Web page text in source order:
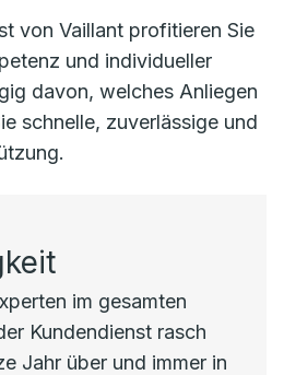
von Vaillant profitieren Sie
und individueller
davon, welches Anliegen
schnelle, zuverlässige und
im gesamten
Kundendienst rasch
Jahr über und immer in